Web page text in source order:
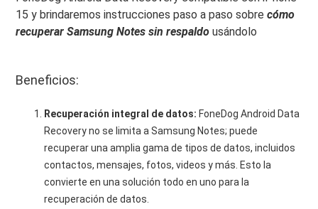
15 y brindaremos instrucciones paso a paso sobrecómo
recuperar Samsung Notes sin respaldo usándolo
Beneficios:
Recuperación integral de datos: FoneDog Android Data
Recovery no se limita a Samsung Notes; puede
recuperar una amplia gama de tipos de datos, incluidos
contactos, mensajes, fotos, videos y más. Esto la
convierte en una solución todo en uno para la
recuperación de datos.